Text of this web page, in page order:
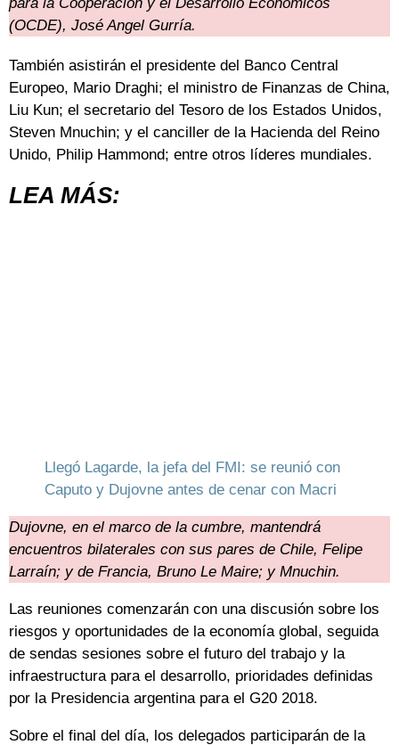
(OCDE), José Angel Gurría.
También asistirán el presidente del Banco Central
Europeo, Mario Draghi; el ministro de Finanzas de China,
Liu Kun; el secretario del Tesoro de los Estados Unidos,
Steven Mnuchin; y el canciller de la Hacienda del Reino
Unido, Philip Hammond; entre otros líderes mundiales.
LEA MÁS:
Llegó Lagarde, la jefa del FMI: se reunió con
Caputo y Dujovne antes de cenar con Macri
Dujovne, en el marco de la cumbre, mantendrá
encuentros bilaterales con sus pares de Chile, Felipe
Larraín; y de Francia, Bruno Le Maire; y Mnuchin.
Las reuniones comenzarán con una discusión sobre los
riesgos y oportunidades de la economía global, seguida
de sendas sesiones sobre el futuro del trabajo y la
infraestructura para el desarrollo, prioridades definidas
por la Presidencia argentina para el G20 2018.
Sobre el final del día, los delegados participarán de la